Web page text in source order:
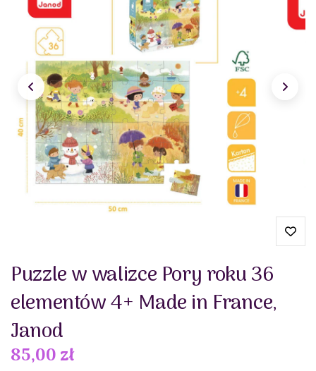
Puzzle w walizce Pory roku 36
elementów 4+ Made in France,
Janod
85,00 zł